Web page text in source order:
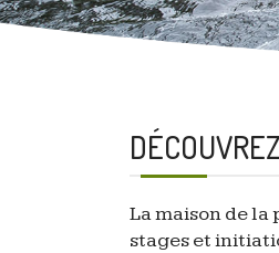
La maison de la
stages et